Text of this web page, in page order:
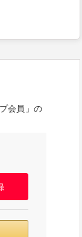
会員」の